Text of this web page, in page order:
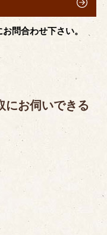
問合わせ下さい。
にお伺いできる